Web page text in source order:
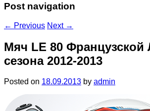
Post navigation
← Previous Next →
Мяч LE 80 Французской
сезона 2012-2013
Posted on 18.09.2013 by admin